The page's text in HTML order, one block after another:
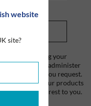
website
site?
and respecting your
information to administer
and services you request.
you about our products
may be of interest to you.